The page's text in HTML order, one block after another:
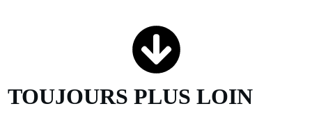
TOUJOURS PLUS LOIN